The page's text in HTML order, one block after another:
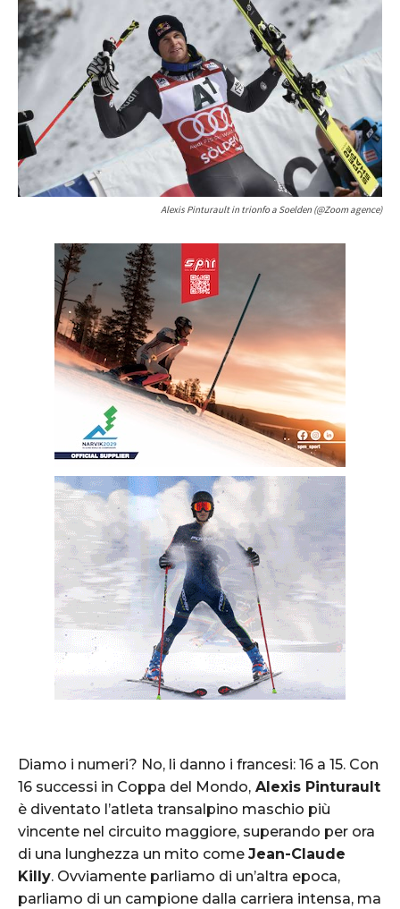
Alexis Pinturault in trionfo a Soelden (@Zoom agence)
Diamo i numeri? No, li danno i francesi: 16 a 15. Con
16 successi in Coppa del Mondo, Alexis Pinturault
è diventato l’atleta transalpino maschio più
vincente nel circuito maggiore, superando per ora
di una lunghezza un mito come Jean-Claude
Killy. Ovviamente parliamo di un’altra epoca,
parliamo di un campione dalla carriera intensa, ma